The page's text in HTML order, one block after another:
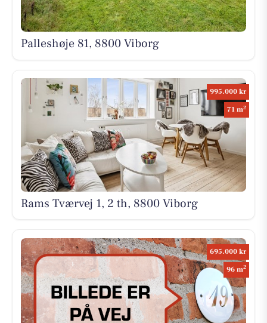
Palleshøje 81, 8800 Viborg
995.000 kr
71 m2
Rams Tværvej 1, 2 th, 8800 Viborg
695.000 kr
96 m2